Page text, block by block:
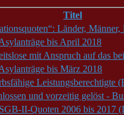
Titel
Länder, Männer,
bis April 2018
mit Anspruch auf das
bis März 2018
Leistungsberechtigte
und vorzeitig gelöst -
II-Quoten 2006 bis 2017